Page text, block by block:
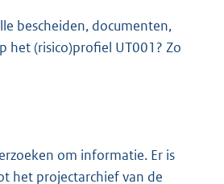
bescheiden, documenten,
het (risico)profiel UT001? Zo
om informatie. Er is
het projectarchief van de